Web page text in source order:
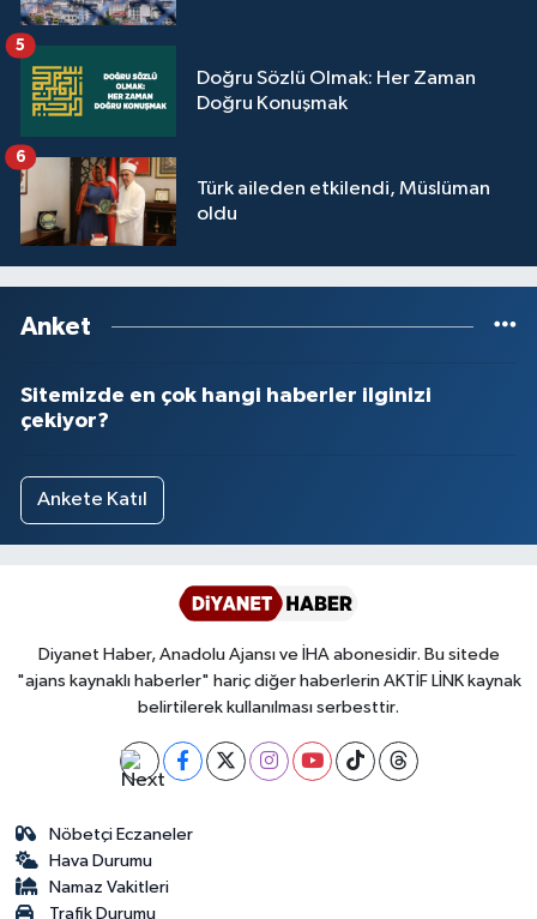
Doğru Sözlü Olmak: Her Zaman
Doğru Konuşmak
5
Türk aileden etkilendi, Müslüman
oldu
6
Anket
Sitemizde en çok hangi haberler ilginizi
çekiyor?
Ankete Katıl
Diyanet Haber, Anadolu Ajansı ve İHA abonesidir. Bu sitede
"ajans kaynaklı haberler" hariç diğer haberlerin AKTİF LİNK kaynak
belirtilerek kullanılması serbesttir.
Nöbetçi Eczaneler
Hava Durumu
Namaz Vakitleri
Trafik Durumu